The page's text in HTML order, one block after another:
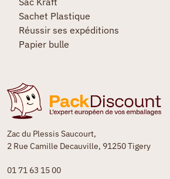
Zac du Plessis Saucourt,
2 Rue Camille Decauville, 91250 Tigery
01 71 63 15 00
Sachet Plastique
Réussir ses expéditions
Papier bulle